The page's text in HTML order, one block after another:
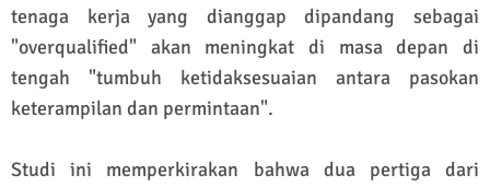
tenaga kerja yang dianggap dipandang sebagai
"overqualified" akan meningkat di masa depan di
tengah "tumbuh ketidaksesuaian antara pasokan
keterampilan dan permintaan".
Studi ini memperkirakan bahwa dua pertiga dari